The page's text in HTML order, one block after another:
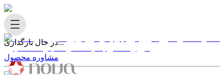
در حال بارگذاری...
مشاوره محصول